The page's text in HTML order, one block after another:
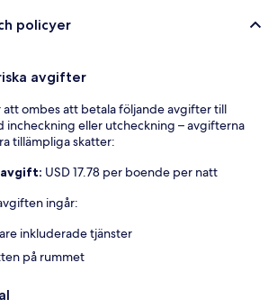
policyer
avgifter
att ombes att betala följande avgifter till
incheckning eller utcheckning – avgifterna
tillämpliga skatter:
USD 17.78 per boende per natt
ingår:
inkluderade tjänster
på rummet